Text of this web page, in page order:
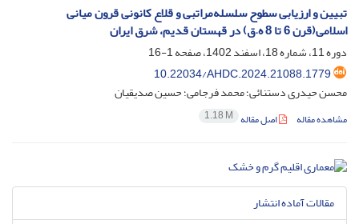
تبیین و ارزیابی سطوح سلسله‌مراتبی و قلاع کانونی قرون میانی
اسلامی(قرن 6 تا 8 ه.ق) در قهستان قدیم، شرق ایران
دوره 11، شماره 18، اسفند 1402، صفحه
1-16
10.22034/AHDC.2024.21088.1779
محسن حیدری دستنائی؛ محمد فرجامی؛ حسین صدیقیان
مشاهده مقاله اصل مقاله 1.18 M
مقالات آماده انتشار